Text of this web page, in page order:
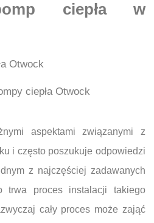
ciepła w
ciepła Otwock
aspektami związanymi z
i często poszukuje odpowiedzi
z najczęściej zadawanych
trwa proces instalacji takiego
cały proces może zająć